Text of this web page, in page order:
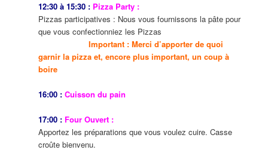
12:30 à 15:30 : Pizza Party :
Pizzas participatives : Nous vous fournissons la pâte pour
que vous confectionniez les Pizzas
Important : Merci d’apporter de quoi
garnir la pizza et, encore plus important, un coup à
boire
16:00 : Cuisson du pain
17:00 : Four Ouvert :
Apportez les préparations que vous voulez cuire. Casse
croûte bienvenu.